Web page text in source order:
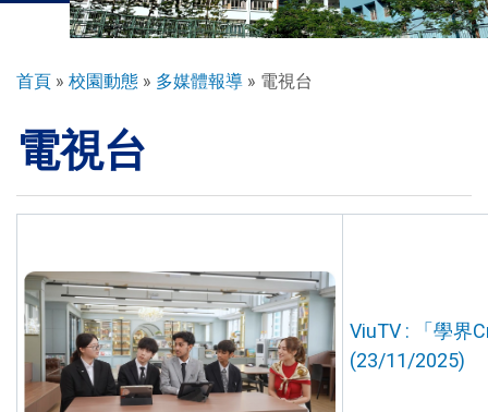
導
連
結
首頁 校園動態 多媒體報導 電視台
電視台
ViuTV : 「學界
(23/11/2025)